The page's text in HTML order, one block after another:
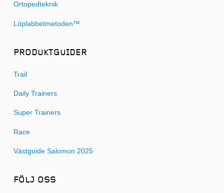
Ortopedteknik
Löplabbetmetoden™
PRODUKTGUIDER
Trail
Daily Trainers
Super Trainers
Race
Västguide Salomon 2025
FÖLJ OSS